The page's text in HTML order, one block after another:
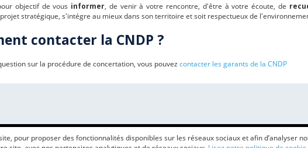
objectif de vous informer, de venir à votre rencontre, d'être à votre écoute, de
stratégique, s'intégre au mieux dans son territoire et soit respectueux de
contacter la CNDP ?
sur la procédure de concertation, vous pouvezcontacter les garants de la CNDP
pour proposer des fonctionnalités disponibles sur les réseaux sociaux et afin d’analyser